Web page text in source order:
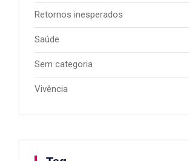
Retornos inesperados
Saúde
Sem categoria
Vivência